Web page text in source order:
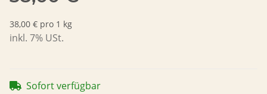
38,00 € pro 1 kg
inkl. 7% USt.
Sofort verfügbar